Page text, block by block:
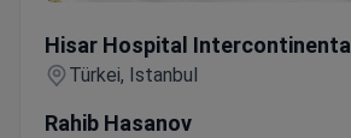
Hisar Hospital Intercontinental
Türkei, Istanbul
Rahib Hasanov